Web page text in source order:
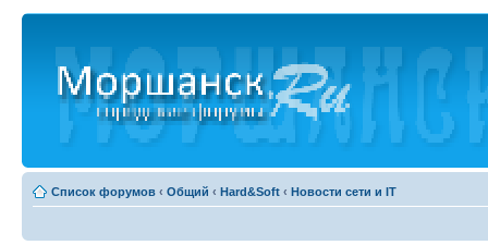
Список форумов ‹ Общий ‹ Hard&Soft ‹ Новости сети и IT